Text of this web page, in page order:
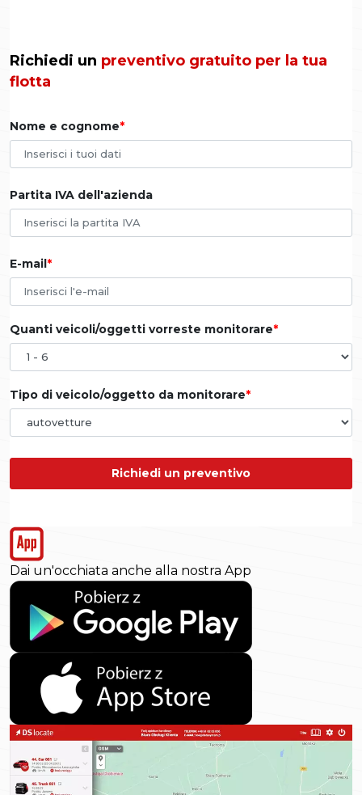
Richiedi un preventivo gratuito per la tua
flotta
Nome e cognome
Partita IVA dell'azienda
E-mail
Quanti veicoli/oggetti vorreste monitorare
Tipo di veicolo/oggetto da monitorare
Richiedi un preventivo
Dai un'occhiata anche alla nostra App